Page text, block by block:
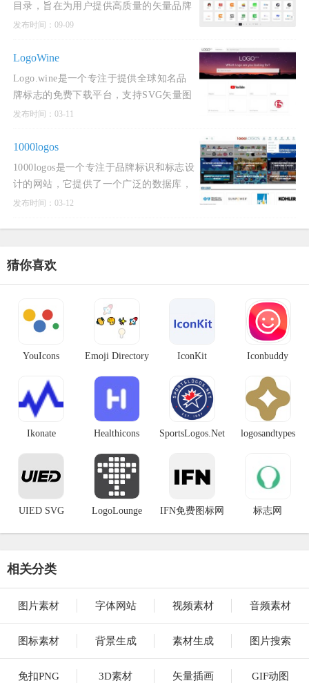
目录，旨在为用户提供高质量的矢量品牌
标志和图标资源。一个专注于高质量矢量
师、营销人员及企业用户提供丰富的品牌
标识资源。该平台每天都会更
发布时间：09-09
LogoWine
Logo.wine是一个专注于提供全球知名品
牌标志的免费下载平台，支持SVG矢量图
和PNG透明图片格式。该网站汇集了来自
简单的搜索功能快速找到
发布时间：03-11
1000logos
1000logos是一个专注于品牌标识和标志设
计的网站，它提供了一个广泛的数据库，
收录了来自全球各地的各种标志。这个网
发布时间：03-12
猜你喜欢
YouIcons Emoji Directory IconKit Iconbuddy
Ikonate Healthicons SportsLogos.Net logosandtypes
UIED SVG LogoLounge IFN免费图标网 标志网
相关分类
图片素材 字体网站 视频素材 音频素材
图标素材 背景生成 素材生成 图片搜索
免扣PNG 3D素材 矢量插画 GIF动图